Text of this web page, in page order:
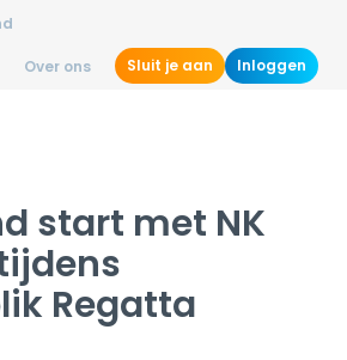
Over ons Sluit je aan Inloggen
start met NK
Regatta